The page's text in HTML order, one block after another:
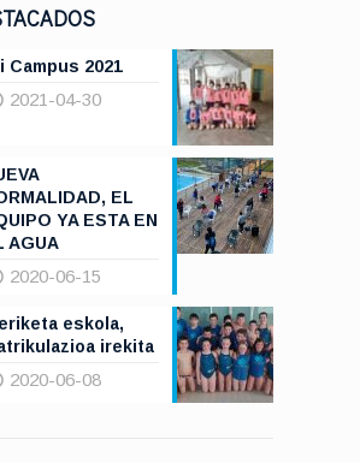
Campus 2021
2021-04-30
EL
YA ESTA EN
AGUA
2020-06-15
eskola,
irekita
2020-06-08